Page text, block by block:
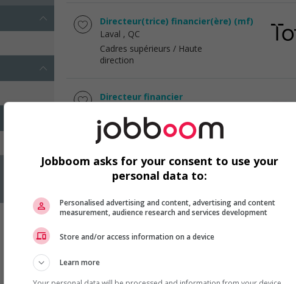
Directeur(trice) financier(ère) (mf)
Laval , QC
Cadres supérieurs / Haute
direction
Directeur financier
Cadres supérieurs / Haute
direction
Jobboom asks for your consent to use your
personal data to:
Personalised advertising and content, advertising and content
measurement, audience research and services development
Store and/or access information on a device
Learn more